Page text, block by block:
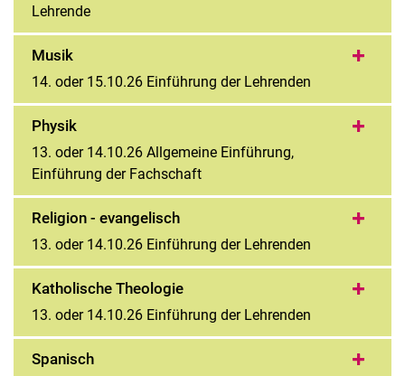
Lehrende
Musik
14. oder 15.10.26 Einführung der Lehrenden
Physik
13. oder 14.10.26 Allgemeine Einführung,
Einführung der Fachschaft
Religion - evangelisch
13. oder 14.10.26 Einführung der Lehrenden
Katholische Theologie
13. oder 14.10.26 Einführung der Lehrenden
Spanisch